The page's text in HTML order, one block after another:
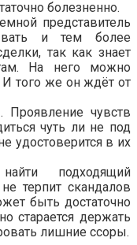
болезненно.
представитель
и тем более
так как знает
На него можно
того же он ждёт от
Проявление чувств
чуть ли не под
удостоверится в их
подходящий
терпит скандалов
быть достаточно
старается держать
лишние ссоры.